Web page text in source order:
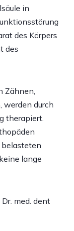
in
des Körpers
des
Zähnen,
werden durch
therapiert.
lange
med. dent